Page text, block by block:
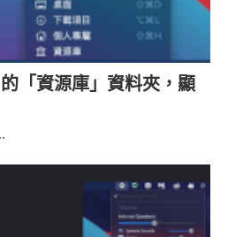
「資源庫」資料夾，顯